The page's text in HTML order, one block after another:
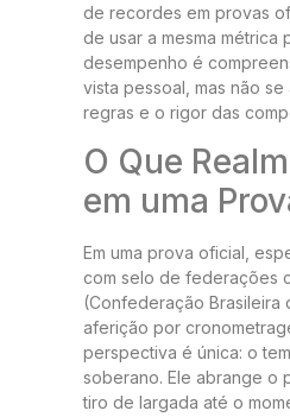
de recordes em provas
de usar a mesma métrica
desempenho é
vista pessoal, mas não se
regras e o rigor das
O Que
em uma
Em uma prova oficial,
com selo de federações
(Confederação Brasileira
aferição por
perspectiva é única: o
soberano. Ele abrange o
tiro de largada até o